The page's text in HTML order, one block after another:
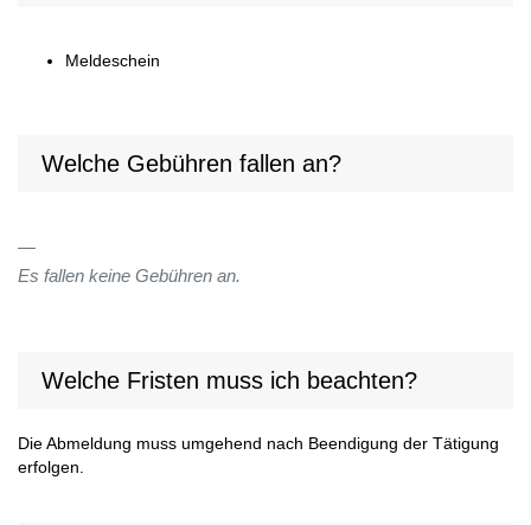
Meldeschein
Welche Gebühren fallen an?
Es fallen keine Gebühren an.
Welche Fristen muss ich beachten?
Die Abmeldung muss umgehend nach Beendigung der Tätigung
erfolgen.